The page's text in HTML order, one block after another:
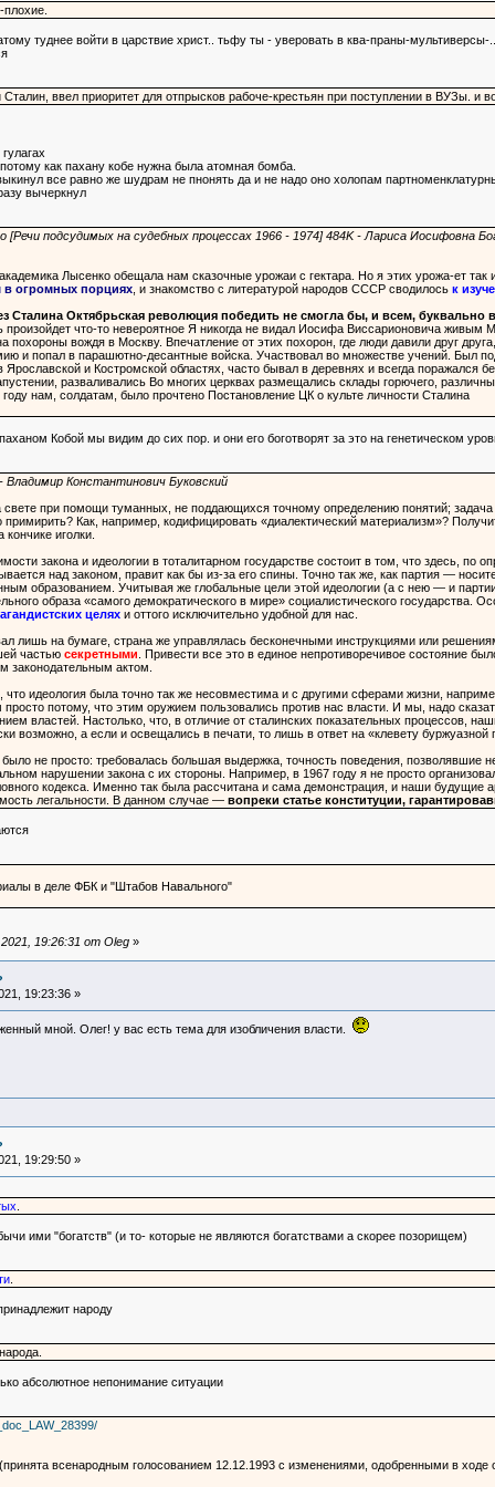
туднее войти в царствие христ.. тьфу ты - уверовать в ква-праны-
ввел приоритет для отпрысков рабоче-крестьян при поступлении в ВУЗы. и
как пахану кобе нужна была атомная бомба.
все равно же шудрам не пнонять да и не надо оно холопам
вычеркнул
[Речи подсудимых на судебных процессах 1966 - 1974] 484K - Лариса Иосифовна
Лысенко обещала нам сказочные урожаи с гектара. Но я этих урожа-ет
в огромных порциях, и знакомство с литературой народов СССР сводилось к
Сталина Октябрьская революция победить не смогла бы, и всем,
что-то невероятное Я никогда не видал Иосифа Виссарионовича
похороны вождя в Москву. Впечатление от этих похорон, где люди давили друг
и попал в парашютно-десантные войска. Участвовал во множестве учений. Был
и Костромской областях, часто бывал в деревнях и всегда поражался
разваливались Во многих церквах размещались склады горючего,
нам, солдатам, было прочтено Постановление ЦК о культе личности Сталина
Кобой мы видим до сих пор. и они его боготворят за это на генетическом
Владимир Константинович Буковский
при помощи туманных, не поддающихся точному определению понятий;
примирить? Как, например, кодифицировать «диалектический материализм»?
кончике иголки.
закона и идеологии в тоталитарном государстве состоит в том, что здесь, по
над законом, правит как бы из-за его спины. Точно так же, как партия —
образованием. Учитывая же глобальные цели этой идеологии (а с нею — и
образа «самого демократического в мире» социалистического государства.
целях и оттого исключительно удобной для нас.
лишь на бумаге, страна же управлялась бесконечными инструкциями или
частью секретными . Привести все это в единое непротиворечивое состояние
законодательным актом.
что идеология была точно так же несовместима и с другими сферами жизни,
потому, что этим оружием пользовались против нас власти. И мы, надо
властей. Настолько, что, в отличие от сталинских показательных процессов,
возможно, а если и освещались в печати, то лишь в ответ на «клевету
было не просто: требовалась большая выдержка, точность поведения,
нарушении закона с их стороны. Например, в 1967 году я не просто
кодекса. Именно так была рассчитана и сама демонстрация, и наши будущие
легальности. В данном случае — вопреки статье конституции,
в деле ФБК и "Штабов Навального"
19:26:31 от Oleg»
19:23:36 »
мной. Олег! у вас есть тема для изобличения власти.
19:29:50 »
ими "богатств" (и то- которые не являются богатствами а скорее позорищем)
.
народу
абсолютное непонимание ситуации
всенародным голосованием 12.12.1993 с изменениями, одобренными в ходе